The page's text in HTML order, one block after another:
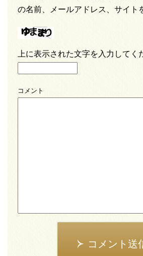
の名前、メールアドレス、サイト
上に表示された文字を入力してく
コメント
コメント送